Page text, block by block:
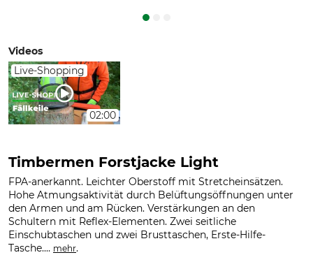
Videos
Live-Shopping
02:00
Timbermen Forstjacke Light
FPA-anerkannt. Leichter Oberstoff mit Stretcheinsätzen.
Hohe Atmungsaktivität durch Belüftungsöffnungen unter
den Armen und am Rücken. Verstärkungen an den
Schultern mit Reflex-Elementen. Zwei seitliche
Einschubtaschen und zwei Brusttaschen, Erste-Hilfe-
Tasche.... mehr.